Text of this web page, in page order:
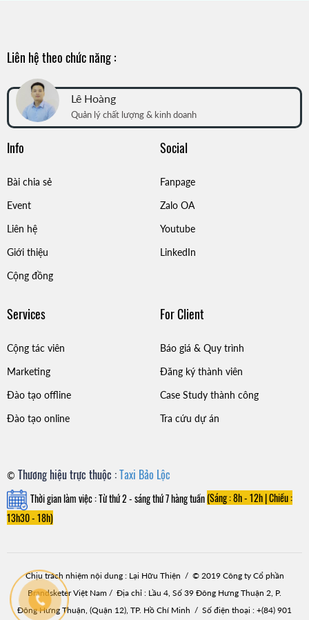
Liên hệ theo chức năng :
Lê Hoàng
Quản lý chất lượng & kinh doanh
Info
Bài chia sẻ
Event
Liên hệ
Giới thiệu
Cộng đồng
Social
Fanpage
Zalo OA
Youtube
LinkedIn
Services
Cộng tác viên
Marketing
Đào tạo offline
Đào tạo online
For Client
Báo giá & Quy trình
Đăng ký thành viên
Case Study thành công
Tra cứu dự án
© Thương hiệu trực thuộc :Taxi Bảo Lộc
Thời gian làm việc : Từ thứ 2 - sáng thứ 7 hàng tuần(Sáng : 8h - 12h |Chiều :
13h30 - 18h)
Chịu trách nhiệm nội dung : Lại Hữu Thiện / © 2019 Công ty Cổ phần
Brandsketer Việt Nam / Địa chỉ : Lầu 4, Số 39 Đông Hưng Thuận 2, P.
Đông Hưng Thuận, (Quận 12), TP. Hồ Chí Minh / Số điện thoại : +(84) 901